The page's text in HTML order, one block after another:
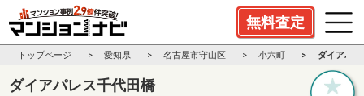
無料査定
トップページ 愛知県 名古屋市守山区 小六町 ダイアパ
ダイアパレス千代田橋